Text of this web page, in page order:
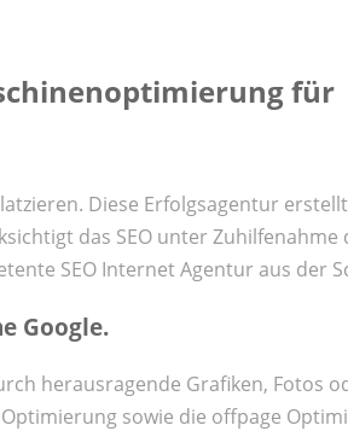
für
Diese Erfolgsagentur
das SEO unter Zuhilfenahme
SEO Internet Agentur aus der
Google.
herausragende Grafiken, Fotos
sowie die offpage